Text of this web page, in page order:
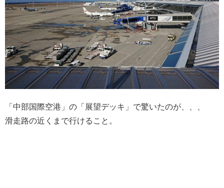
「中部国際空港」の「展望デッキ」で驚いたのが、、、
滑走路の近くまで行けること。